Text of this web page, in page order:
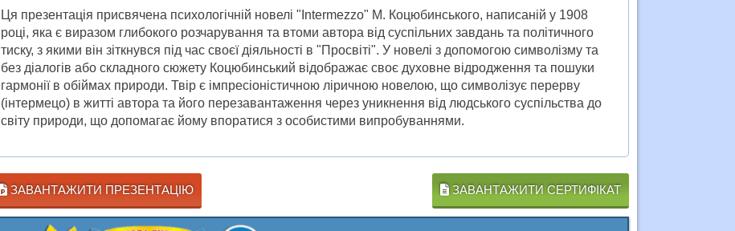
Ця презентація присвячена психологічній новелі "Intermezzo" М. Коцюбинського, написаній у 1908
році, яка є виразом глибокого розчарування та втоми автора від суспільних завдань та політичного
тиску, з якими він зіткнувся під час своєї діяльності в "Просвіті". У новелі з допомогою символізму та
без діалогів або складного сюжету Коцюбинський відображає своє духовне відродження та пошуки
гармонії в обіймах природи. Твір є імпресіоністичною ліричною новелою, що символізує перерву
(інтермецо) в житті автора та його перезавантаження через уникнення від людського суспільства до
світу природи, що допомагає йому впоратися з особистими випробуваннями.
ЗАВАНТАЖИТИ ПРЕЗЕНТАЦІЮ ЗАВАНТАЖИТИ СЕРТИФІКАТ